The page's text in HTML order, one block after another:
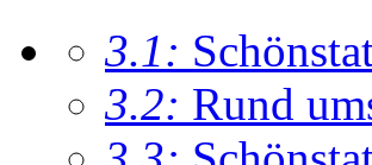
3.1:
3.2: Rund